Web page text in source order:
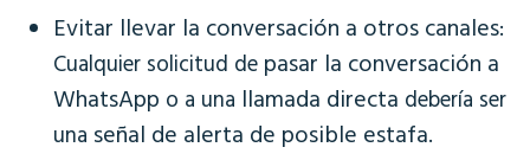
Evitar llevar la conversación a otros canales:
Cualquier solicitud de pasar la conversación a
WhatsApp o a una llamada directa debería ser
una señal de alerta de posible estafa.